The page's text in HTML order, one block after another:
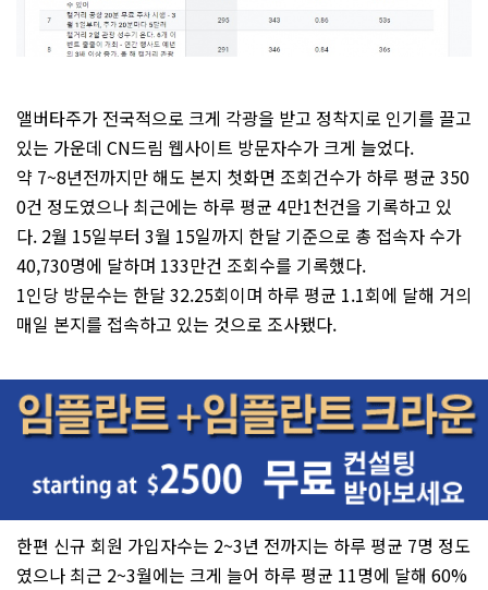
앨버타주가 전국적으로 크게 각광을 받고 정착지로 인기를 끌고
있는 가운데 CN드림 웹사이트 방문자수가 크게 늘었다.
약 7~8년전까지만 해도 본지 첫화면 조회건수가 하루 평균 350
0건 정도였으나 최근에는 하루 평균 4만1천건을 기록하고 있
다. 2월 15일부터 3월 15일까지 한달 기준으로 총 접속자 수가
40,730명에 달하며 133만건 조회수를 기록했다.
1인당 방문수는 한달 32.25회이며 하루 평균 1.1회에 달해 거의
매일 본지를 접속하고 있는 것으로 조사됐다.
한편 신규 회원 가입자수는 2~3년 전까지는 하루 평균 7명 정도
였으나 최근 2~3월에는 크게 늘어 하루 평균 11명에 달해 60%